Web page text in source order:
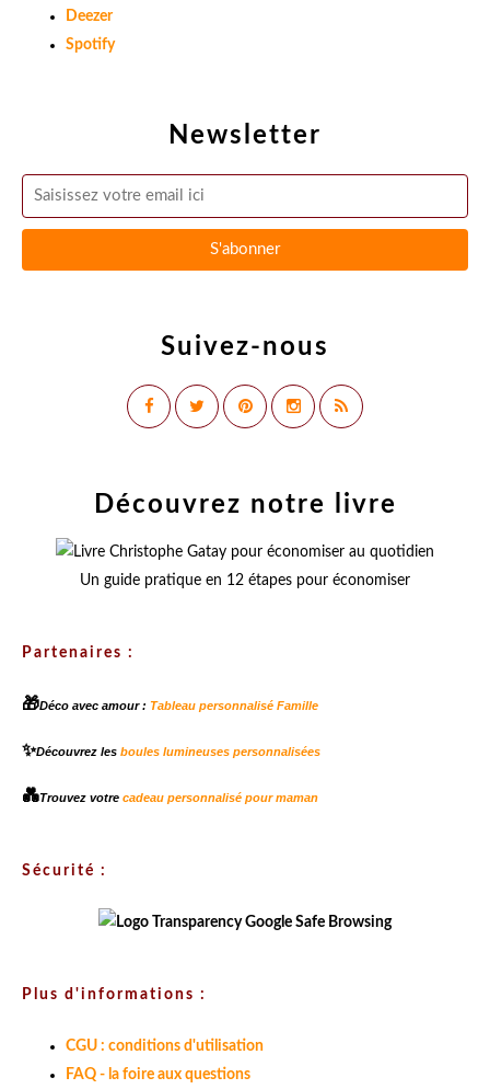
Newsletter
Suivez-nous
Deezer
Spotify
Découvrez notre livre
Un guide pratique en 12 étapes pour économiser
Partenaires :
🎁Déco avec amour : Tableau personnalisé Famille
✨Découvrez les boules lumineuses personnalisées
💑Trouvez votre cadeau personnalisé pour maman
Sécurité :
Plus d'informations :
CGU : conditions d'utilisation
FAQ - la foire aux questions